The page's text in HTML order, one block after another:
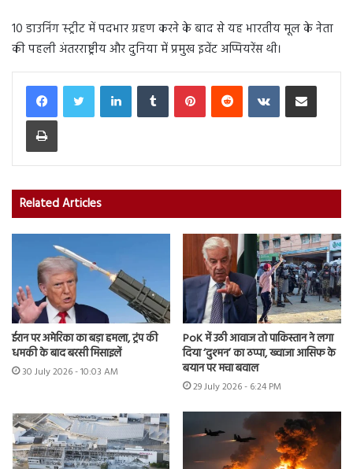
10 डाउनिंग स्ट्रीट में पदभार ग्रहण करने के बाद से यह भारतीय मूल के नेता
की पहली अंतरराष्ट्रीय और दुनिया में प्रमुख इवेंट अप्पियरेंस थी।
LinkedInTumblr PinterestReddit VKontakteShare via Email
Print
Related Articles
ईरान पर अमेरिका का बड़ा हमला, ट्रंप की
धमकी के बाद बरसी मिसाइलें
30 July 2026 - 10:03 AM
PoK में उठी आवाज तो पाकिस्तान ने लगा
दिया ‘दुश्मन’ का ठप्पा, ख्वाजा आसिफ के
बयान पर मचा बवाल
29 July 2026 - 6:24 PM